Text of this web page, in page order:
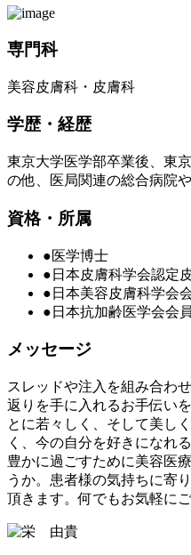
専門科
美容皮膚科・皮膚科
学歴・経歴
東京大学医学部卒業後、東
の他、医局関連の総合病院
資格・所属
●医学博士
●日本皮膚科学会認定
●日本美容皮膚科学会
●日本抗加齢医学会会員
メッセージ
スレッドや注入を組み合わ
返りを手に入れるお手伝い
とに若々しく、そして美し
く、今の自分を好きになれ
豊かに過ごすために美容医
うか。患者様の気持ちに寄
頂きます。何でもお気軽に